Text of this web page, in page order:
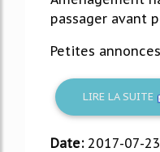
passager avant
Petites
LIRE LA SUITE
Date: 2017-07-